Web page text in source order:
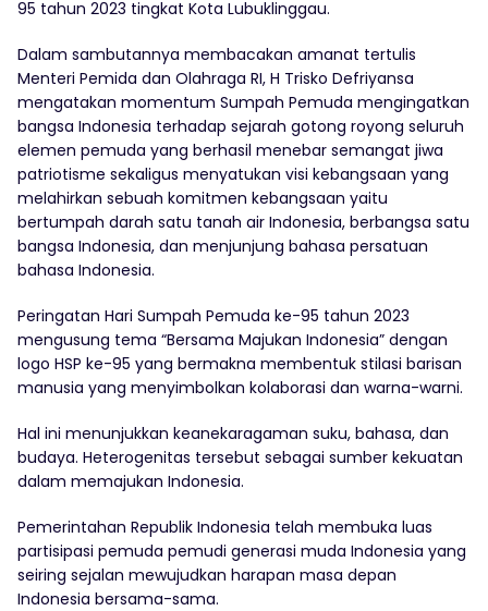
95 tahun 2023 tingkat Kota Lubuklinggau.
Dalam sambutannya membacakan amanat tertulis
Menteri Pemida dan Olahraga RI, H Trisko Defriyansa
mengatakan momentum Sumpah Pemuda mengingatkan
bangsa Indonesia terhadap sejarah gotong royong seluruh
elemen pemuda yang berhasil menebar semangat jiwa
patriotisme sekaligus menyatukan visi kebangsaan yang
melahirkan sebuah komitmen kebangsaan yaitu
bertumpah darah satu tanah air Indonesia, berbangsa satu
bangsa Indonesia, dan menjunjung bahasa persatuan
bahasa Indonesia.
Peringatan Hari Sumpah Pemuda ke-95 tahun 2023
mengusung tema “Bersama Majukan Indonesia” dengan
logo HSP ke-95 yang bermakna membentuk stilasi barisan
manusia yang menyimbolkan kolaborasi dan warna-warni.
Hal ini menunjukkan keanekaragaman suku, bahasa, dan
budaya. Heterogenitas tersebut sebagai sumber kekuatan
dalam memajukan Indonesia.
Pemerintahan Republik Indonesia telah membuka luas
partisipasi pemuda pemudi generasi muda Indonesia yang
seiring sejalan mewujudkan harapan masa depan
Indonesia bersama-sama.